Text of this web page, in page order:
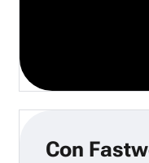
Con